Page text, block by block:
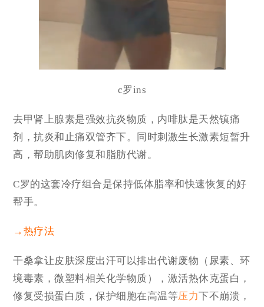
c罗ins
去甲肾上腺素是强效抗炎物质，内啡肽是天然镇痛
剂，抗炎和止痛双管齐下。同时刺激生长激素短暂升
高，帮助肌肉修复和脂肪代谢。
C罗的这套冷疗组合是保持低体脂率和快速恢复的好
帮手。
→热疗法
干桑拿让皮肤深度出汗可以排出代谢废物（尿素、环
境毒素，微塑料相关化学物质），激活热休克蛋白，
修复受损蛋白质，保护细胞在高温等压力下不崩溃，